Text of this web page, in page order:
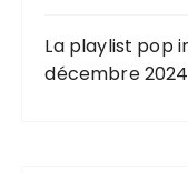
La playlist pop
décembre 2024